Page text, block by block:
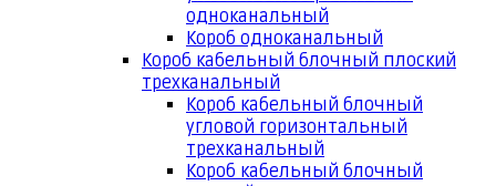
одноканальный
Короб одноканальный
Короб кабельный блочный плоский
трехканальный
Короб кабельный блочный
угловой горизонтальный
трехканальный
Короб кабельный блочный